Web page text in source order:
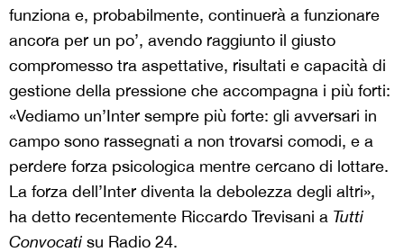
funziona e, probabilmente, continuerà a funzionare
ancora per un po’, avendo raggiunto il giusto
compromesso tra aspettative, risultati e capacità di
gestione della pressione che accompagna i più forti:
«Vediamo un’Inter sempre più forte: gli avversari in
campo sono rassegnati a non trovarsi comodi, e a
perdere forza psicologica mentre cercano di lottare.
La forza dell’Inter diventa la debolezza degli altri»,
ha detto recentemente Riccardo Trevisani a Tutti
Convocati su Radio 24.